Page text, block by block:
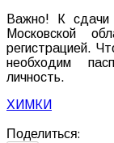
Важно! К сдачи
Московской
регистрацией.
необходим
личность.
ХИМКИ
Поделиться: